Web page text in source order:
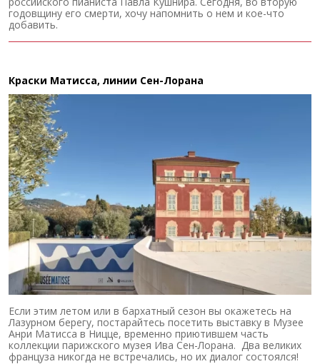
годовщину его смерти, хочу напомнить о нем и кое-что
добавить.
Краски Матисса, линии Сен-Лорана
Если этим летом или в бархатный сезон вы окажетесь на
Лазурном берегу, постарайтесь посетить выставку в Музее
Анри Матисса в Ницце, временно приютившем часть
коллекции парижского музея Ива Сен-Лорана. Два великих
француза никогда не встречались, но их диалог состоялся!